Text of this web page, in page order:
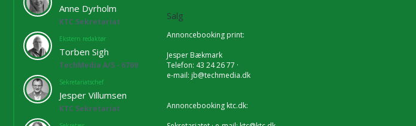
Anne Dyrholm
KTC Sekretariat
Ekstern redaktør
Torben Sigh
TechMedia A/S - 6769
Sekretariatschef
Jesper Villumsen
KTC Sekretariat
Salg
Annoncebooking print:
Jesper Bækmark
Telefon: 43 24 26 77 ·
e-mail: jb@techmedia.dk
Annoncebooking ktc.dk: